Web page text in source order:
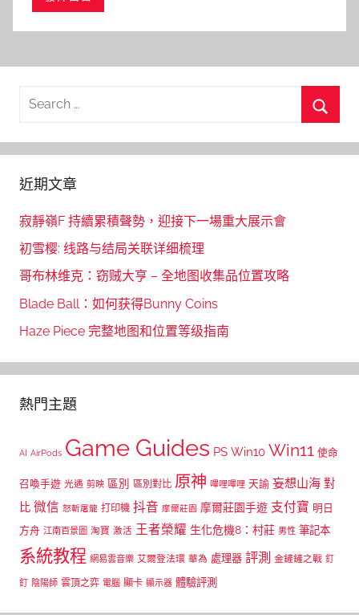
Search
近期文章
寂靜嶺F 持續累積聲勢，迎接下一場重大展示會
初雪樱: 线路与结局关联详细梳理
哥布林维克：窃贼大亨 – 全地图收集品位置攻略
Blade Ball：如何获得Bunny Coins
Haze Piece 完整地图和位置等级指南
熱門主題
AI AirPods Game Guides PS Win10 Win11 使命
召喚手遊 光遇 剪映 區別 區別對比 原神 嗶哩嗶哩 天諭 妄想山海 對
比 微信 怒斬屠龍 打印機 抖音 摩爾莊園 摩爾莊園手遊 支付寶 明日
方舟 江南百景圖 淘寶 激活 王者榮耀 生化危機8：村莊 男性 筆記本
系統教程 網易雲音樂 艾爾登法環 華為 處理器 評測 金鏟鏟之戰 釘
釘 陰陽師 雲頂之弈 電腦 顯卡 顯示器 體驗評測